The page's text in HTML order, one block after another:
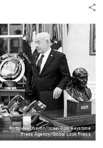
Фото: Avi Ohayon/Israel Gpo/Keystone
Press Agency/Global Look Press